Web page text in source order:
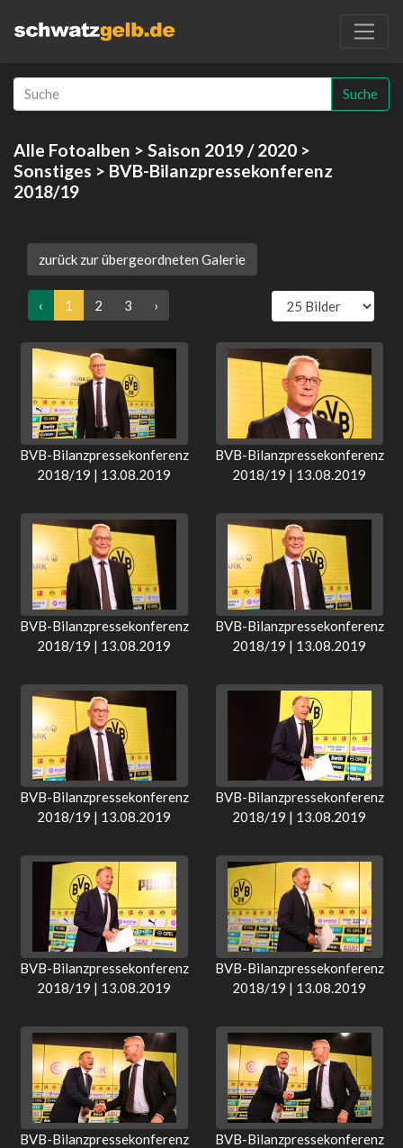
Suche
Alle Fotoalben > Saison 2019 / 2020 >
Sonstiges > BVB-Bilanzpressekonferenz
2018/19
zurück zur übergeordneten Galerie
‹ 1 2 3 ›
BVB-Bilanzpressekonferenz
2018/19 | 13.08.2019
BVB-Bilanzpressekonferenz
2018/19 | 13.08.2019
BVB-Bilanzpressekonferenz
2018/19 | 13.08.2019
BVB-Bilanzpressekonferenz
2018/19 | 13.08.2019
BVB-Bilanzpressekonferenz
2018/19 | 13.08.2019
BVB-Bilanzpressekonferenz
2018/19 | 13.08.2019
BVB-Bilanzpressekonferenz
2018/19 | 13.08.2019
BVB-Bilanzpressekonferenz
2018/19 | 13.08.2019
BVB-Bilanzpressekonferenz
BVB-Bilanzpressekonferenz